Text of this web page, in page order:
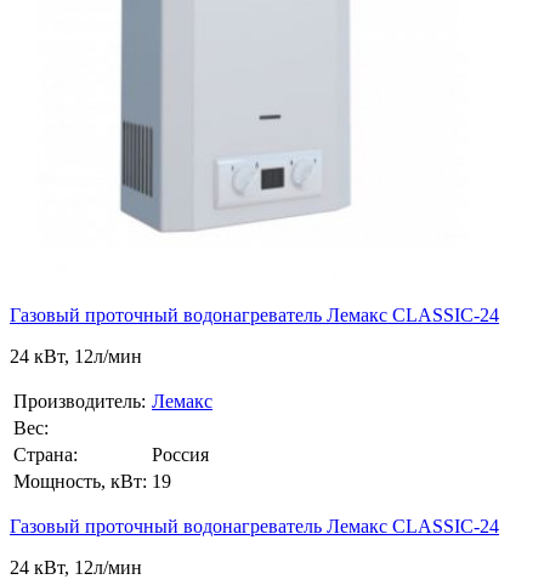
Газовый проточный водонагреватель Лемакс CLASSIC-24
24 кВт, 12л/мин
Производитель: Лемакс
Вес:
Страна:
Россия
Мощность, кВт: 19
Газовый проточный водонагреватель Лемакс CLASSIC-24
24 кВт, 12л/мин